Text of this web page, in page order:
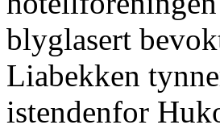
blyglasert
Liabekken
istendenfor